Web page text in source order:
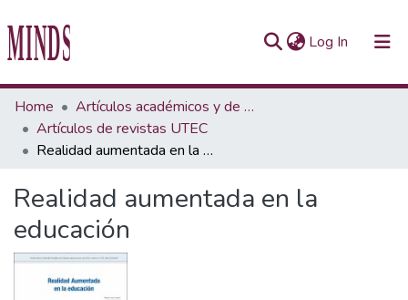
Log In (current)
Communities & Collections
All of Repository UTEC
Home
Artículos académicos y de opinión
Artículos de revistas UTEC
Realidad aumentada en la educación
Realidad aumentada en la
educación